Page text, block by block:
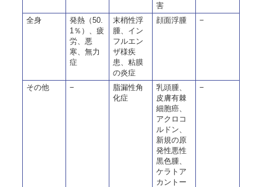
害
全身
発熱（50.
1％）、疲
労、悪
寒、無力
症
末梢性浮
腫、イン
フルエン
ザ様疾
患、粘膜
の炎症
顔面浮腫 −
その他 −
脂漏性角
化症
乳頭腫、
皮膚有棘
細胞癌、
アクロコ
ルドン、
新規の原
発性悪性
黒色腫、
ケラトア
カントー
−